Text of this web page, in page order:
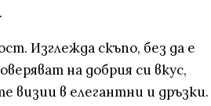
Изглежда скъпо, без да е
на добрия си вкус,
визии в елегантни и дръзки.